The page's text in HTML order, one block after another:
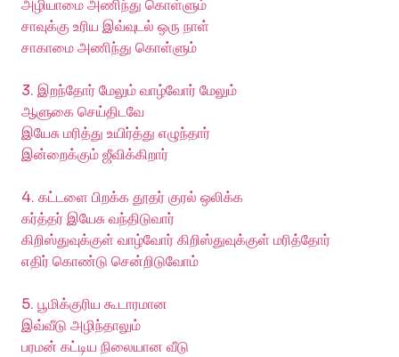
அழியாமை அணிந்து கொள்ளும்
சாவுக்கு உரிய இவ்வுடல் ஒரு நாள்
சாகாமை அணிந்து கொள்ளும்
3. இறந்தோர் மேலும் வாழ்வோர் மேலும்
ஆளுகை செய்திடவே
இயேசு மரித்து உயிர்த்து எழுந்தார்
இன்றைக்கும் ஜீவிக்கிறார்
4. கட்டளை பிறக்க தூதர் குரல் ஒலிக்க
கர்த்தர் இயேசு வந்திடுவார்
கிறிஸ்துவுக்குள் வாழ்வோர் கிறிஸ்துவுக்குள் மரித்தோர்
எதிர் கொண்டு சென்றிடுவோம்
5. பூமிக்குரிய கூடாரமான
இவ்வீடு அழிந்தாலும்
பரமன் கட்டிய நிலையான வீடு